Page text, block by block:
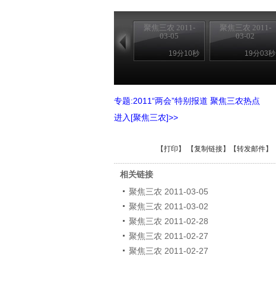
聚焦三农 2011-
03-05
19分10秒
聚焦三农 2011-
03-02
19分03秒
专题:2011“两会”特别报道 聚焦三农热点
进入[聚焦三农]>>
【打印 】 【复制链接】【转发邮件】
相关链接
聚焦三农 2011-03-05
聚焦三农 2011-03-02
聚焦三农 2011-02-28
聚焦三农 2011-02-27
聚焦三农 2011-02-27